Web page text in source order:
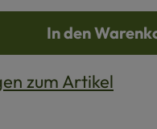
In den
zum Artikel